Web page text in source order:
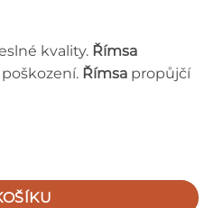
kvality. Římsa
Římsa propůjčí